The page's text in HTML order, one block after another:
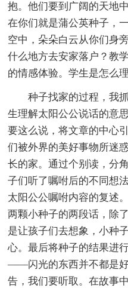
抱。他们要到广阔的天地
在你们就是蒲公英种子，
空中，朵朵白云从你们身
什么地方去安家落户？教
的情感体验。学生是怎么
种子找家的过程，我抓
生理解太阳公公说话的意
要这么说，将文章的中
们被外界的美好事物所迷
长的家。通过个别读，分
子们听了嘱咐后的不同想
太阳公公嘱咐内容的复述
两颗小种子的两段话，除
是让孩子们去想象，小种
心。最后将种子的结果进
——闪光的东西并不都是
告，我们要听取。在故事